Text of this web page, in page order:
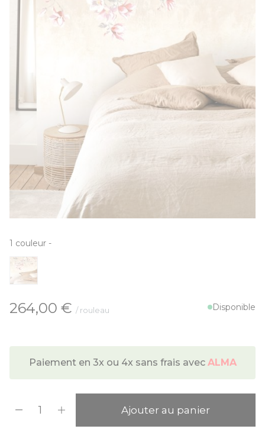
1 couleur -
À partir de:
264,00 € / rouleau Disponible
Paiement en 3x ou 4x sans frais avec ALMA
Ajouter au panier